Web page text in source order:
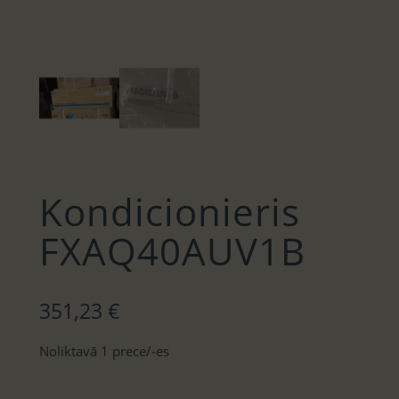
Kondicionieris
FXAQ40AUV1B
351,23 €
Noliktavā 1 prece/-es